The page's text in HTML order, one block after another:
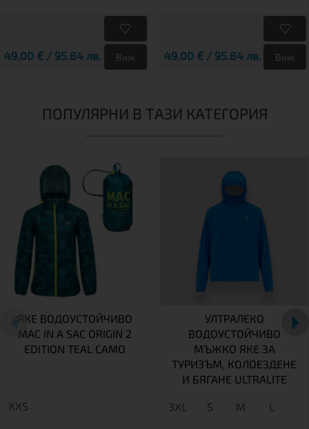
49,00 € / 95.84 лв. Виж 49,00 € / 95.84 лв. Виж
ПОПУЛЯРНИ В ТАЗИ КАТЕГОРИЯ
ЯКЕ ВОДОУСТОЙЧИВО
MAC IN A SAC ORIGIN 2
EDITION TEAL CAMO
XXS
УЛТРАЛЕКО
ВОДОУСТОЙЧИВО
МЪЖКО ЯКЕ ЗА
ТУРИЗЪМ, КОЛОЕЗДЕНЕ
И БЯГАНЕ ULTRALITE
3XL S М L